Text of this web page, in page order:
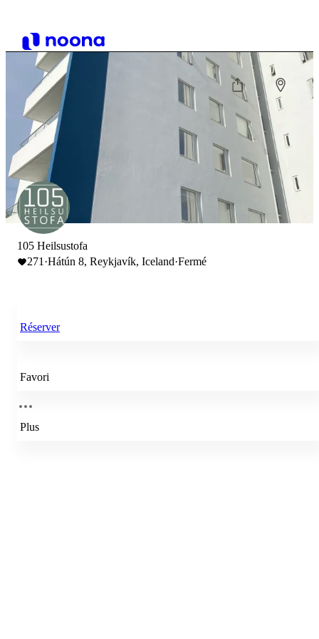
105 Heilsustofa
271 ·Hátún 8, Reykjavík, Iceland·Fermé
Réserver
Favori
Plus